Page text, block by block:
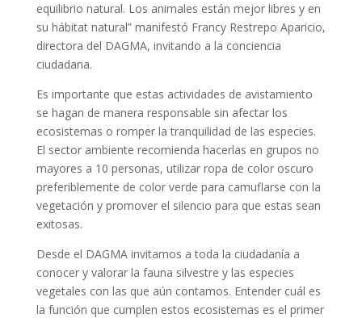
equilibrio natural. Los animales están mejor libres y en
su hábitat natural” manifestó Francy Restrepo Aparicio,
directora del DAGMA, invitando a la conciencia
ciudadana.
Es importante que estas actividades de avistamiento
se hagan de manera responsable sin afectar los
ecosistemas o romper la tranquilidad de las especies.
El sector ambiente recomienda hacerlas en grupos no
mayores a 10 personas, utilizar ropa de color oscuro
preferiblemente de color verde para camuflarse con la
vegetación y promover el silencio para que estas sean
exitosas.
Desde el DAGMA invitamos a toda la ciudadanía a
conocer y valorar la fauna silvestre y las especies
vegetales con las que aún contamos. Entender cuál es
la función que cumplen estos ecosistemas es el primer